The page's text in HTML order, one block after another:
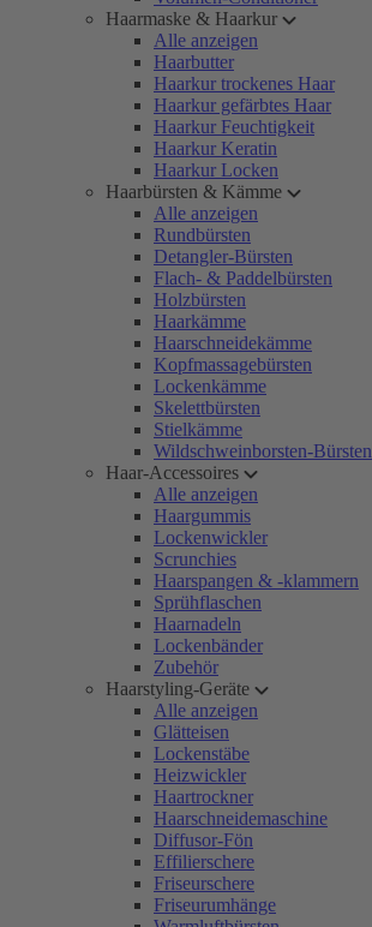
Haarmaske & Haarkur
Alle anzeigen
Haarbutter
Haarkur trockenes Haar
Haarkur gefärbtes Haar
Haarkur Feuchtigkeit
Haarkur Keratin
Haarkur Locken
Haarbürsten & Kämme
Alle anzeigen
Rundbürsten
Detangler-Bürsten
Flach- & Paddelbürsten
Holzbürsten
Haarkämme
Haarschneidekämme
Kopfmassagebürsten
Lockenkämme
Skelettbürsten
Stielkämme
Wildschweinborsten-Bürsten
Haar-Accessoires
Alle anzeigen
Haargummis
Lockenwickler
Scrunchies
Haarspangen & -klammern
Sprühflaschen
Haarnadeln
Lockenbänder
Zubehör
Haarstyling-Geräte
Alle anzeigen
Glätteisen
Lockenstäbe
Heizwickler
Haartrockner
Haarschneidemaschine
Diffusor-Fön
Effilierschere
Friseurschere
Friseurumhänge